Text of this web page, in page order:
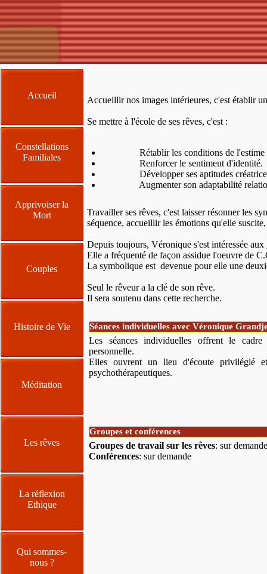
Accueil
Constellations
Familiales
Apprivoiser la
Mort
Couples
Histoire de Vie
Méditation
Les rêves
La réflexion
Ethique
Qui sommes-
nous ?
Accueillir nos images intérieures, c'est établir
Se mettre à l'école de ses rêves, c'est :
Rétablir les conditions de l'estime
Renforcer le sentiment d'identité.
Développer ses aptitudes
Augmenter son adaptabilité
Travailler ses rêves, c'est laisser résonner les
séquence, accueillir les émotions qu'elle
Depuis toujours, Véronique s'est intéressée
Elle a fréquenté de façon assidue l'oeuvre de
La symbolique est devenue pour elle une
Seul le rêveur a la clé de son rêve.
Il sera soutenu dans cette recherche.
Séances individuelles avec Véronique
Les séances individuelles offrent le
personnelle.
Elles ouvrent un lieu d'écoute privilégié
psychothérapeutiques.
Groupes et conférences
Groupes de travail sur les rêves: sur demande
Conférences: sur demande